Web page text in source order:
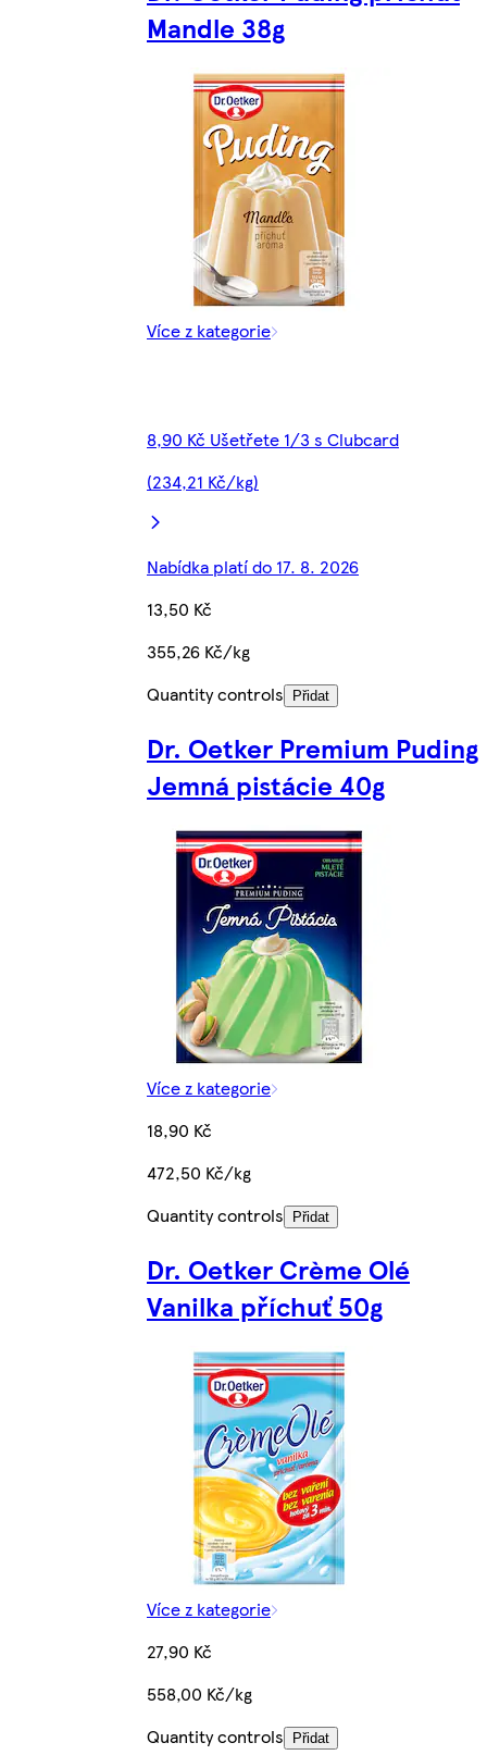
Mandle 38g
Více z kategorie
8,90 Kč Ušetřete 1/3 s Clubcard
(234,21 Kč/kg)
Nabídka platí do 17. 8. 2026
13,50 Kč
355,26 Kč/kg
Quantity controls
Přidat
Dr. Oetker Premium Puding
Jemná pistácie 40g
Více z kategorie
18,90 Kč
472,50 Kč/kg
Quantity controls
Přidat
Dr. Oetker Crème Olé
Vanilka příchuť 50g
Více z kategorie
27,90 Kč
558,00 Kč/kg
Quantity controls
Přidat